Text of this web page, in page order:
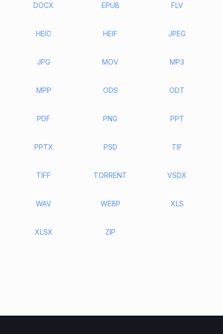
DOCX EPUB FLV
HEIC HEIF JPEG
JPG MOV MP3
MPP ODS ODT
PDF PNG PPT
PPTX PSD TIF
TIFF TORRENT VSDX
WAV WEBP XLS
XLSX ZIP